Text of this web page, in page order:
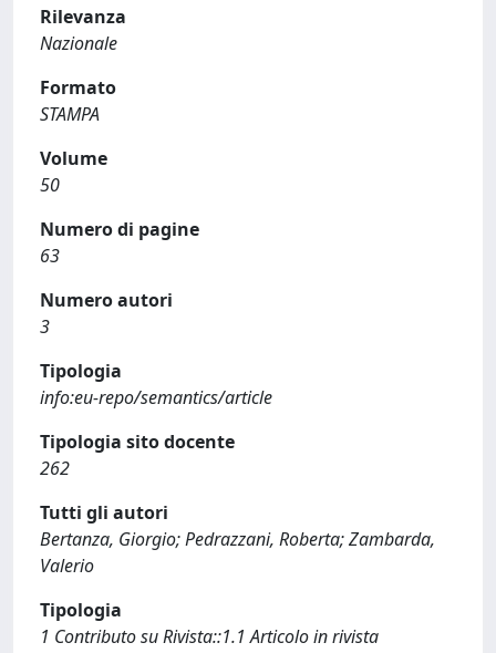
Rilevanza
Nazionale
Formato
STAMPA
Volume
50
Numero di pagine
63
Numero autori
3
Tipologia
info:eu-repo/semantics/article
Tipologia sito docente
262
Tutti gli autori
Bertanza, Giorgio; Pedrazzani, Roberta; Zambarda,
Valerio
Tipologia
1 Contributo su Rivista::1.1 Articolo in rivista